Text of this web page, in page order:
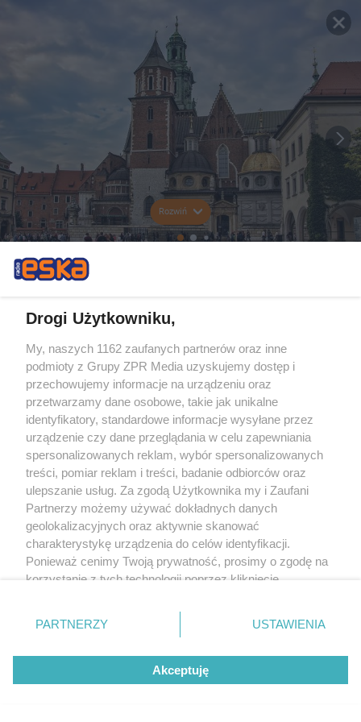
Rozwiń
Drogi Użytkowniku,
My, naszych 1162 zaufanych partnerów oraz inne
podmioty z Grupy ZPR Media uzyskujemy dostęp i
przechowujemy informacje na urządzeniu oraz
przetwarzamy dane osobowe, takie jak unikalne
identyfikatory, standardowe informacje wysyłane przez
urządzenie czy dane przeglądania w celu zapewniania
spersonalizowanych reklam, wybór spersonalizowanych
treści, pomiar reklam i treści, badanie odbiorców oraz
ulepszanie usług. Za zgodą Użytkownika my i Zaufani
Partnerzy możemy używać dokładnych danych
geolokalizacyjnych oraz aktywnie skanować
charakterystykę urządzenia do celów identyfikacji.
Ponieważ cenimy Twoją prywatność, prosimy o zgodę na
korzystanie z tych technologii poprzez kliknięcie
zmienić/wycofać klikając przycisk ustawień prywatności
znajdujący się w lewym dolnym rogu strony
rodzaje przetwarzania danych nie wymagają zgody
użytkownika, ale masz prawo sprzeciwić się takiemu
przetwarzaniu. Preferencje będą miały zastosowanie tylko
PARTNERZY USTAWIENIA
Akceptuję